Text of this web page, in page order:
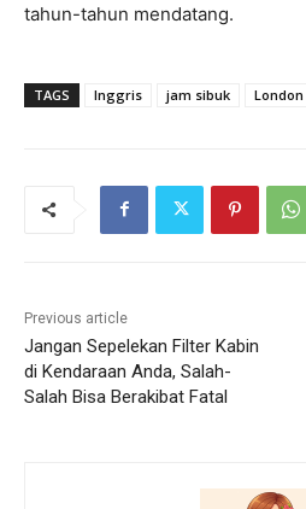
tahun-tahun mendatang.
TAGS Inggris jam sibuk London
Previous article
Jangan Sepelekan Filter Kabin
di Kendaraan Anda, Salah-
Salah Bisa Berakibat Fatal